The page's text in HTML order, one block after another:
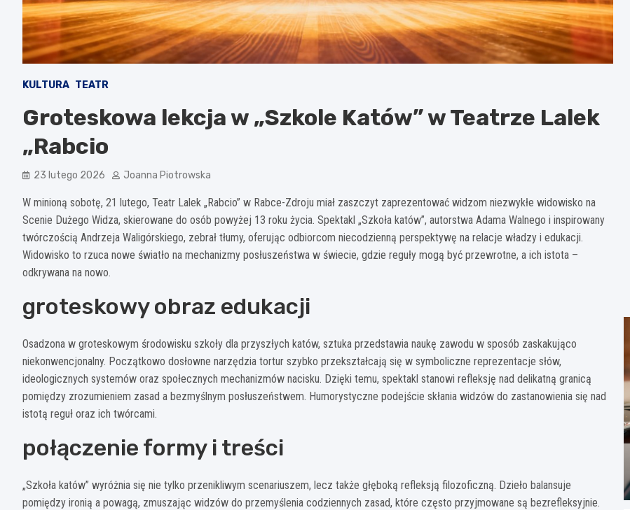
KULTURA TEATR
Groteskowa lekcja w „Szkole Katów” w Teatrze Lalek
„Rabcio
23 lutego 2026 Joanna Piotrowska
W minioną sobotę, 21 lutego, Teatr Lalek „Rabcio” w Rabce-Zdroju miał zaszczyt zaprezentować widzom niezwykłe widowisko na
Scenie Dużego Widza, skierowane do osób powyżej 13 roku życia. Spektakl „Szkoła katów”, autorstwa Adama Walnego i inspirowany
twórczością Andrzeja Waligórskiego, zebrał tłumy, oferując odbiorcom niecodzienną perspektywę na relacje władzy i edukacji.
Widowisko to rzuca nowe światło na mechanizmy posłuszeństwa w świecie, gdzie reguły mogą być przewrotne, a ich istota –
odkrywana na nowo.
groteskowy obraz edukacji
Osadzona w groteskowym środowisku szkoły dla przyszłych katów, sztuka przedstawia naukę zawodu w sposób zaskakująco
niekonwencjonalny. Początkowo dosłowne narzędzia tortur szybko przekształcają się w symboliczne reprezentacje słów,
ideologicznych systemów oraz społecznych mechanizmów nacisku. Dzięki temu, spektakl stanowi refleksję nad delikatną granicą
pomiędzy zrozumieniem zasad a bezmyślnym posłuszeństwem. Humorystyczne podejście skłania widzów do zastanowienia się nad
istotą reguł oraz ich twórcami.
połączenie formy i treści
„Szkoła katów” wyróżnia się nie tylko przenikliwym scenariuszem, lecz także głęboką refleksją filozoficzną. Dzieło balansuje
pomiędzy ironią a powagą, zmuszając widzów do przemyślenia codziennych zasad, które często przyjmowane są bezrefleksyjnie.